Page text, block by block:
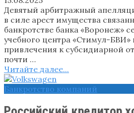
Девятый арбитражный
в силе арест имущества
банкротстве банка «Воронеж»
учебного центра «Стимул-БВИ»
привлечения к субсидиарной
почти …
Читайте далее...
Банкротство компаний